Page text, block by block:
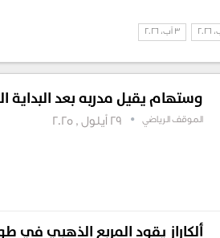
3 آب، 2026
وستهام يقيل مدربه بعد البداية
الموقف الرياضي 29 أيلول , 2025
ألكاراز يقود المربع الذهبي